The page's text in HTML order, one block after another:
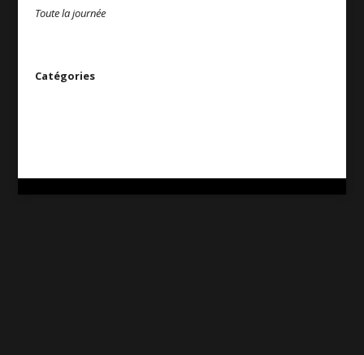
Toute la journée
Catégories